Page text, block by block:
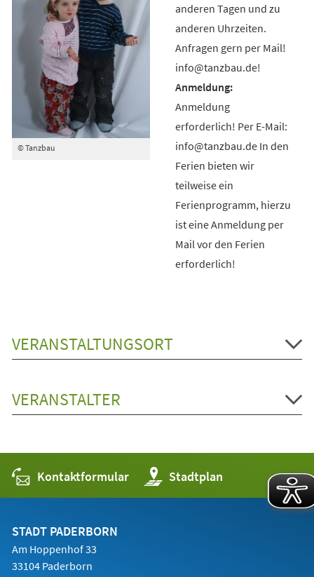
© Tanzbau
anderen Tagen und zu
anderen Uhrzeiten.
Anfragen gern per Mail!
info@tanzbau.de!
Anmeldung
erforderlich! Per E-Mail:
info@tanzbau.de In den
Ferien bieten wir
teilweise ein
Ferienprogramm, hierzu
ist eine Anmeldung per
Mail vor den Ferien
erforderlich!
VERANSTALTUNGSORT
VERANSTALTER
Kontaktformular Stadtplan
(Öffnet
in
einem
STADT PADERBORN
Am Hoppenhof 33
33104 Paderborn